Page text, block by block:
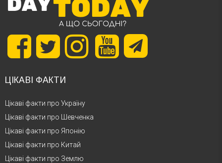
ЦІКАВІ ФАКТИ
Цікаві факти про Україну
Цікаві факти про Шевченка
Цікаві факти про Японію
Цікаві факти про Китай
Цікаві факти про Землю